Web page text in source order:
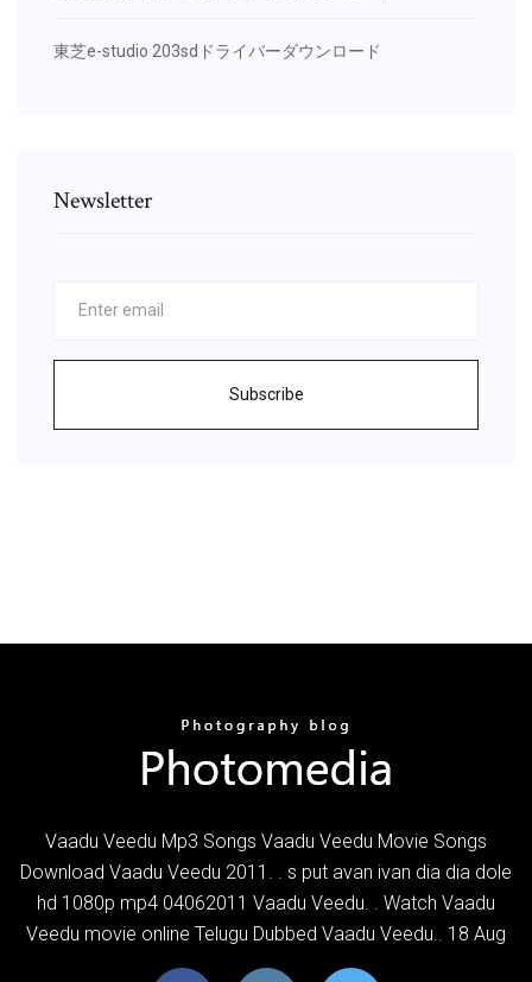
東芝e-studio 203sdドライバーダウンロード
Newsletter
Subscribe
Vaadu Veedu Mp3 Songs Vaadu Veedu Movie Songs
Download Vaadu Veedu 2011. . s put avan ivan dia dia dole
hd 1080p mp4 04062011 Vaadu Veedu. . Watch Vaadu
Veedu movie online Telugu Dubbed Vaadu Veedu.. 18 Aug